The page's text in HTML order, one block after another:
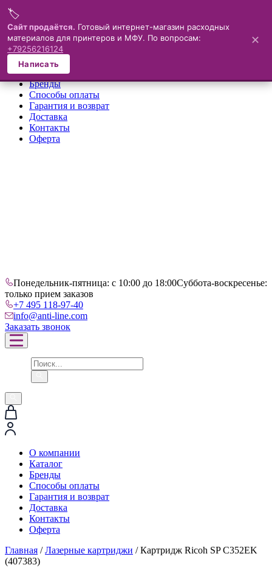
Меню
×
О компании
Каталог
Бренды
Способы оплаты
Гарантия и возврат
Доставка
Контакты
Оферта
Понедельник-пятница: с 10:00 до 18:00Суббота-воскресенье:
только прием заказов
+7 495 118-97-40
info@anti-line.com
Заказать звонок
О компании
Каталог
Бренды
Способы оплаты
Гарантия и возврат
Доставка
Контакты
Оферта
Главная /Лазерные картриджи / Картридж Ricoh SP C352EK
(407383)
🏷️
Сайт продаётся. Готовый интернет-магазин расходных
материалов для принтеров и МФУ. По вопросам:
+79256216124
Написать
✕